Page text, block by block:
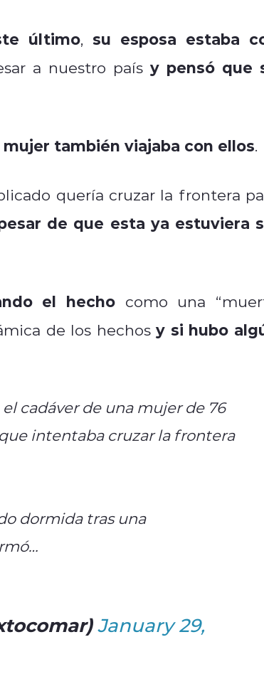
último, su esposa estaba
a nuestro país y pensó que
también viajaba con ellos.
quería cruzar la frontera
de que esta ya estuviera
el hechocomo una
de los hechosy si hubo
cadáver de una mujer de 76
intentaba cruzar la frontera
dormida tras una
January 29,